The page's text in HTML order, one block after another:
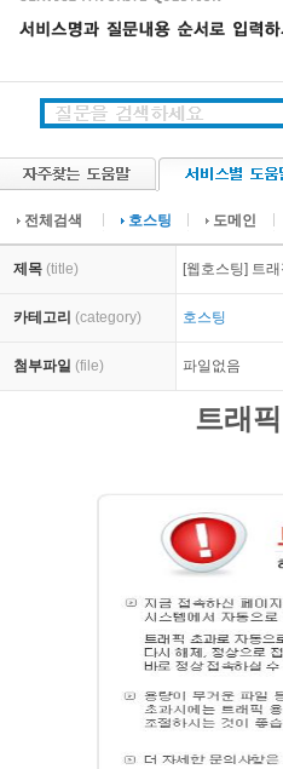
전체검색 호스팅 도메인
제목 (title) [웹호스팅] 트
카테고리 (category) 호스팅
첨부파일 (file) 파일없음
트래